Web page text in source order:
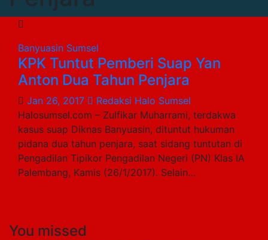
Banyuasin Sumsel
KPK Tuntut Pemberi Suap Yan
Anton Dua Tahun Penjara
Jan 26, 2017
Redaksi Halo Sumsel
Halosumsel.com – Zulfikar Muharrami, terdakwa
kasus suap Diknas Banyuasin, dituntut hukuman
pidana dua tahun penjara, saat sidang tuntutan di
Pengadilan Tipikor Pengadilan Negeri (PN) Klas IA
Palembang, Kamis (26/1/2017). Selain…
You missed